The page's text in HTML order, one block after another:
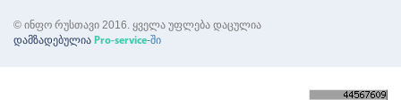
© ინფო რუსთავი 2016. ყველა უფლება დაცულია
დამზადებულია Pro-service-ში